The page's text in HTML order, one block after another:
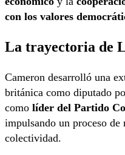
con los valores
La trayectoria de
Cameron desarrolló una
británica como diputado
como líder del Partido
impulsando un proceso de
colectividad.